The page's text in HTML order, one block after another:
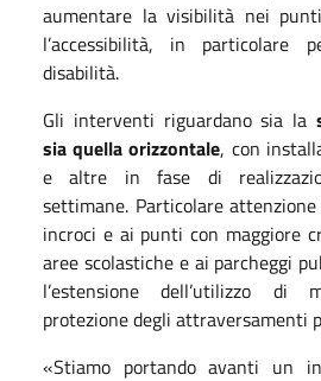
aumentare la visibilità nei
l’accessibilità, in particolare
disabilità.
Gli interventi riguardano sia la
sia quella orizzontale, con
e altre in fase di
settimane. Particolare
incroci e ai punti con maggiore
aree scolastiche e ai parcheggi
l’estensione dell’utilizzo di
protezione degli attraversamenti
«Stiamo portando avanti un